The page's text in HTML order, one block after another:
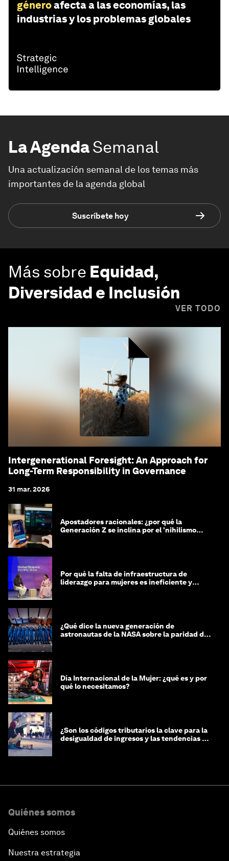
géneroafecta a las economías, las
industrias y los problemas globales
La AgendaSemanal
Una actualización semanal de los temas más
importantes de la agenda global
Suscríbete hoy
Más sobre Equidad,
Diversidad e Inclusión
VER TODO
Intergenerational Foresight: An Approach for
Long-Term Responsibility in Governance
31 mar. 2026
Apostadores racionales: ¿por qué la
Generación Z se inclina por el 'nihilismo
Por qué la falta de infraestructura de
liderazgo para mujeres es ineficiente y
¿Qué dice la nueva generación de
astronautas de la NASA sobre la paridad de
Día Internacional de la Mujer: ¿qué es y por
qué lo necesitamos?
¿Son los códigos tributarios la clave para la
desigualdad de ingresos y las tendencias de
Quiénes somos
Quiénes somos
Nuestra estrategia